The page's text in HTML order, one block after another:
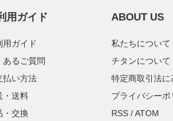
用ガイド
用ガイド
あるご質問
払い方法
・送料
・交換
ABOUT US
私たちについて
チタンについて
特定商取引法に
プライバシーポ
RSS/ ATOM